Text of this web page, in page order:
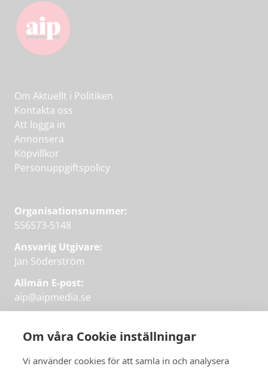
Om våra Cookie inställningar
Vi använder cookies för att samla in och analysera
Om Aktuellt i Politiken
Kontakta oss
Att logga in
Annonsera
Köpvillkor
Personuppgiftspolicy
Organisationsnummer:
556573-5148
Ansvarig Utgivare:
Jan Söderström
Allmän E-post:
aip@aipmedia.se
aip@flowyinfo.seeller 08-1210 60 40.
Instagram
LinkedIn
Twitter
Facebook